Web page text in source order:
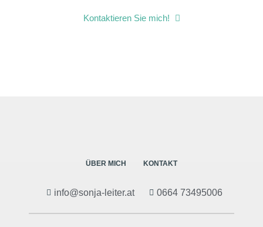
Kontaktieren Sie mich!
ÜBER MICH KONTAKT
info@sonja-leiter.at 0664 73495006